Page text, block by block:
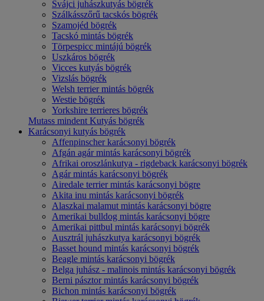
Svájci juhászkutyás bögrék
Szálkásszőrű tacskós bögrék
Szamojéd bögrék
Tacskó mintás bögrék
Törpespicc mintájú bögrék
Uszkáros bögrék
Vicces kutyás bögrék
Vizslás bögrék
Welsh terrier mintás bögrék
Westie bögrék
Yorkshire terrieres bögrék
Mutass mindent Kutyás bögrék
Karácsonyi kutyás bögrék
Affenpinscher karácsonyi bögrék
Afgán agár mintás karácsonyi bögrék
Afrikai oroszlánkutya - rigdeback karácsonyi bögrék
Agár mintás karácsonyi bögrék
Airedale terrier mintás karácsonyi bögre
Akita inu mintás karácsonyi bögrék
Alaszkai malamut mintás karácsonyi bögre
Amerikai bulldog mintás karácsonyi bögre
Amerikai pittbul mintás karácsonyi bögrék
Ausztrál juhászkutya karácsonyi bögrék
Basset hound mintás karácsonyi bögrék
Beagle mintás karácsonyi bögrék
Belga juhász - malinois mintás karácsonyi bögrék
Berni pásztor mintás karácsonyi bögrék
Bichon mintás karácsonyi bögrék